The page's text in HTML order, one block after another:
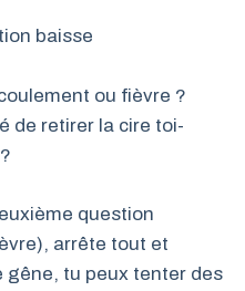
baisse
ou fièvre ?
de retirer la cire toi-
question
arrête tout et
gêne, tu peux tenter des